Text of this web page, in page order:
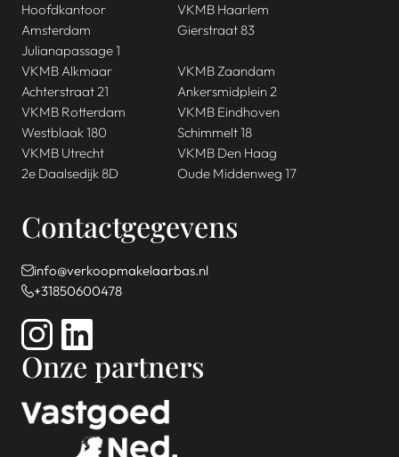
Hoofdkantoor
Amsterdam
Julianapassage 1
VKMB Haarlem
Gierstraat 83
VKMB Alkmaar
Achterstraat 21
VKMB Zaandam
Ankersmidplein 2
VKMB Rotterdam
Westblaak 180
VKMB Eindhoven
Schimmelt 18
VKMB Utrecht
2e Daalsedijk 8D
VKMB Den Haag
Oude Middenweg 17
Contactgegevens
info@verkoopmakelaarbas.nl
+31850600478
Onze partners